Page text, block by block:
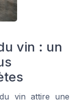
vin : un
vin attire une